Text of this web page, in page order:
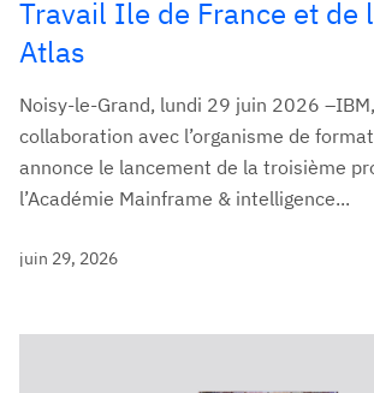
Travail Ile de France et de
Atlas
Noisy-le-Grand, lundi 29 juin 2026
collaboration avec l’organisme de
annonce le lancement de la troisième
l’Académie Mainframe & intelligence...
juin 29, 2026